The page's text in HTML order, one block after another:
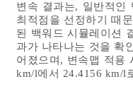
변속 결과는, 일반적인
최적점을 선정하기 때
된 백워드 시뮬레이션
과가 나타나는 것을 확
어졌으며, 변속맵 적용
km/l에서 24.4156 km/l